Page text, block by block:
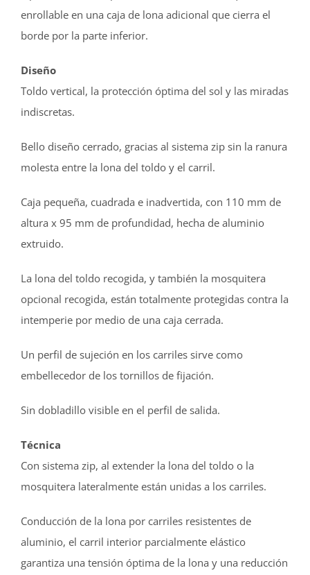
enrollable en una caja de lona adicional que cierra el
borde por la parte inferior.
Diseño
Toldo vertical, la protección óptima del sol y las miradas
indiscretas.
Bello diseño cerrado, gracias al sistema zip sin la ranura
molesta entre la lona del toldo y el carril.
Caja pequeña, cuadrada e inadvertida, con 110 mm de
altura x 95 mm de profundidad, hecha de aluminio
extruido.
La lona del toldo recogida, y también la mosquitera
opcional recogida, están totalmente protegidas contra la
intemperie por medio de una caja cerrada.
Un perfil de sujeción en los carriles sirve como
embellecedor de los tornillos de fijación.
Sin dobladillo visible en el perfil de salida.
Técnica
Con sistema zip, al extender la lona del toldo o la
mosquitera lateralmente están unidas a los carriles.
Conducción de la lona por carriles resistentes de
aluminio, el carril interior parcialmente elástico
garantiza una tensión óptima de la lona y una reducción